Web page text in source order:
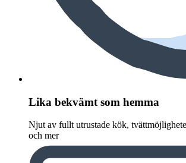
Lika bekvämt som hemma
Njut av fullt utrustade kök,
och mer